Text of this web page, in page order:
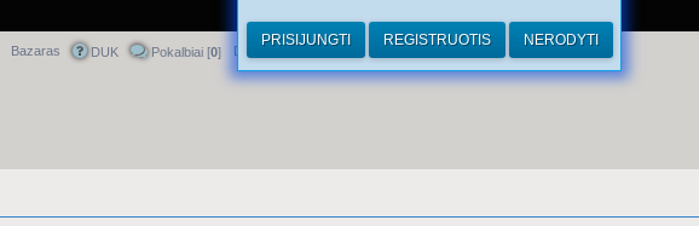
Bazaras DUK Pokalbiai [0] Dirhamai
PRISIJUNGTI REGISTRUOTIS NERODYTI